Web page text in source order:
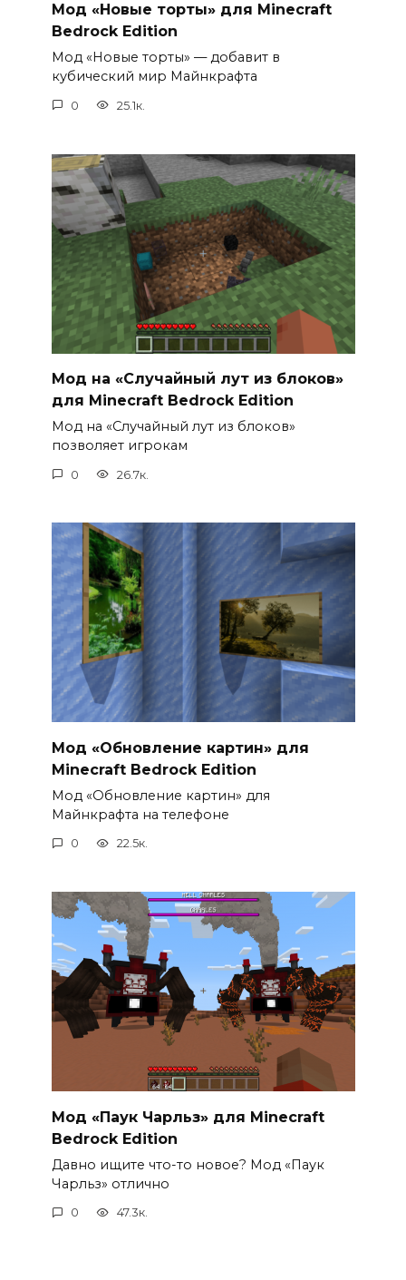
Мод «Новые торты» для Minecraft
Bedrock Edition
Мод «Новые торты» — добавит в
кубический мир Майнкрафта
0 25.1к.
Мод на «Случайный лут из блоков»
для Minecraft Bedrock Edition
Мод на «Случайный лут из блоков»
позволяет игрокам
0 26.7к.
Мод «Обновление картин» для
Minecraft Bedrock Edition
Мод «Обновление картин» для
Майнкрафта на телефоне
0 22.5к.
Мод «Паук Чарльз» для Minecraft
Bedrock Edition
Давно ищите что-то новое? Мод «Паук
Чарльз» отлично
0 47.3к.